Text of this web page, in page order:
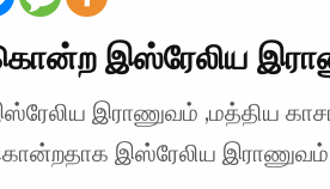
இஸ்ரேலிய
இராணுவம் ,மத்திய
இஸ்ரேலிய இராணுவம்